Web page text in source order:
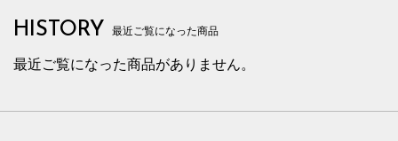
HISTORY 最近ご覧になった商品
最近ご覧になった商品がありません。